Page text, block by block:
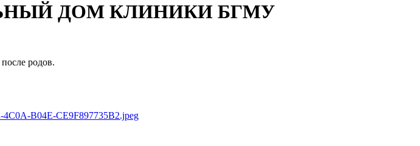
ДОМ КЛИНИКИ БГМУ
родов.